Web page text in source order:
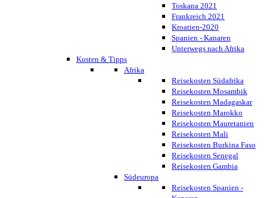
Toskana 2021
Frankreich 2021
Kroatien-2020
Spanien - Kanaren
Unterwegs nach Afrika
Kosten & Tipps
Afrika
Reisekosten Südafrika
Reisekosten Mosambik
Reisekosten Madagaskar
Reisekosten Marokko
Reisekosten Mauretanien
Reisekosten Mali
Reisekosten Burkina Faso
Reisekosten Senegal
Reisekosten Gambia
Südeuropa
Reisekosten Spanien -